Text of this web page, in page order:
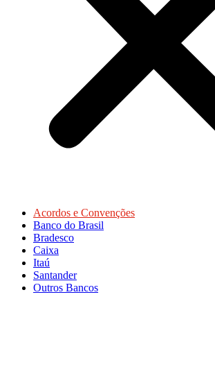
Acordos e Convenções
Banco do Brasil
Bradesco
Caixa
Itaú
Santander
Outros Bancos